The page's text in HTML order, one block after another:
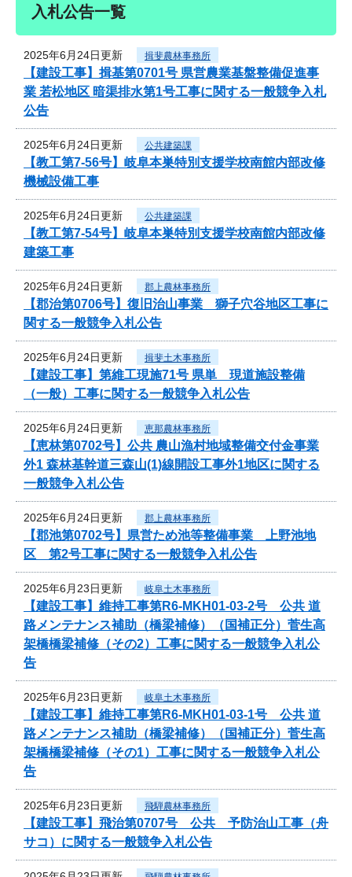
入札公告一覧
2025年6月24日更新 揖斐農林事務所
【建設工事】揖基第0701号 県営農業基盤整備促進事
業 若松地区 暗渠排水第1号工事に関する一般競争入札
公告
2025年6月24日更新 公共建築課
【教工第7-56号】岐阜本巣特別支援学校南館内部改修
機械設備工事
2025年6月24日更新 公共建築課
【教工第7-54号】岐阜本巣特別支援学校南館内部改修
建築工事
2025年6月24日更新 郡上農林事務所
【郡治第0706号】復旧治山事業 獅子穴谷地区工事に
関する一般競争入札公告
2025年6月24日更新 揖斐土木事務所
【建設工事】第維工現施71号 県単 現道施設整備
（一般）工事に関する一般競争入札公告
2025年6月24日更新 恵那農林事務所
【恵林第0702号】公共 農山漁村地域整備交付金事業
外1 森林基幹道三森山(1)線開設工事外1地区に関する
一般競争入札公告
2025年6月24日更新 郡上農林事務所
【郡池第0702号】県営ため池等整備事業 上野池地
区 第2号工事に関する一般競争入札公告
2025年6月23日更新 岐阜土木事務所
【建設工事】維持工事第R6-MKH01-03-2号 公共 道
路メンテナンス補助（橋梁補修）（国補正分）菅生高
架橋橋梁補修（その2）工事に関する一般競争入札公
告
2025年6月23日更新 岐阜土木事務所
【建設工事】維持工事第R6-MKH01-03-1号 公共 道
路メンテナンス補助（橋梁補修）（国補正分）菅生高
架橋橋梁補修（その1）工事に関する一般競争入札公
告
2025年6月23日更新 飛騨農林事務所
【建設工事】飛治第0707号 公共 予防治山工事（舟
サコ）に関する一般競争入札公告